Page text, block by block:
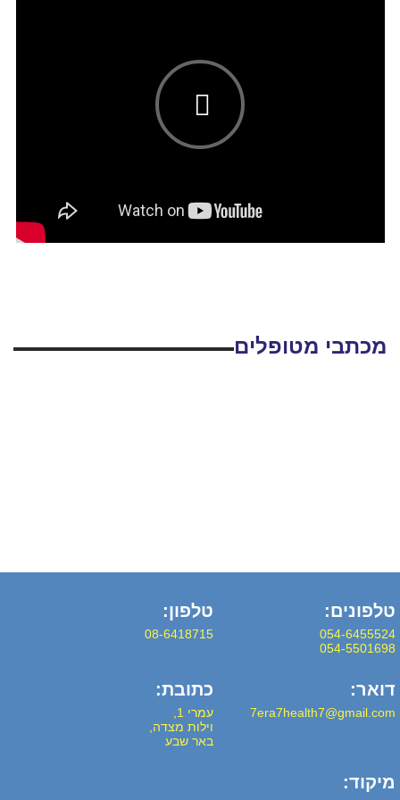
מכתבי מטופלים
טלפונים:
054-6455524
054-5501698
טלפון:
08-6418715
דואר:
7era7health7@gmail.com
כתובת:
עמרי 1,
וילות מצדה,
באר שבע
מיקוד: